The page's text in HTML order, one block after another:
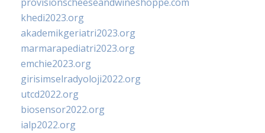
khedi2023.org
akademikgeriatri2023.org
marmarapediatri2023.org
emchie2023.org
girisimselradyoloji2022.org
utcd2022.org
biosensor2022.org
ialp2022.org